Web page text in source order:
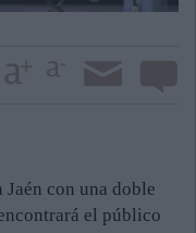
con una doble
el público